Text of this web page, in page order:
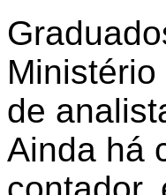
de
Ainda há